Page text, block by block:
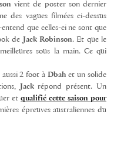
vient de poster son dernier
des vagues filmées ci-dessus
que celles-ci ne sont que
de
Jack Robinson. Et que le
sous la main. Ce qui
aussi 2 foot àDbah et un solide
Jackrépond présent. Un
etqualifié cette saison pour
épreuves australiennes du